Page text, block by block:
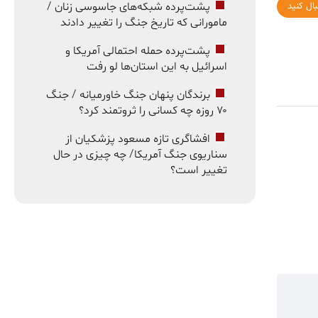
کنید
پشت‌پرده شبکه‌های جاسوسی زنان /
مامورانی که تاریخ جنگ را تغییر دادند
پشت‌پرده حمله احتمالی آمریکا و
اسرائیل به این استان‌ها لو رفت
برندگان پنهان جنگ خاورمیانه / جنگ
۷۰ روزه چه کسانی را ثروتمند کرد؟
افشاگری تازه مسعود پزشکیان از
سناریوی جنگ آمریکا/ چه چیزی در حال
تغییر است؟